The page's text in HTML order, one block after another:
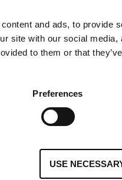
and ads, to provide
site with our social
to them or that
Preferences
USE
Dienstleistungen zu
führen
bietet den Vorteil, dass
eine Frage gestellt, die
Mitarbeiter
kann auch die